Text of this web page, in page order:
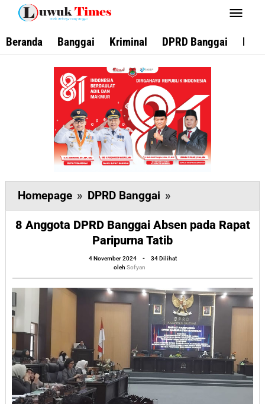
Lewati
konten
Beranda Banggai Kriminal DPRD Banggai
Homepage » DPRD Banggai »
Anggota
DPRD
Banggai
Absen
pada
Rapat
Paripurna
Tatib
8 Anggota DPRD Banggai Absen pada Rapat
Paripurna Tatib
4 November 2024
oleh
Sofyan
-
34 Dilihat
oleh Sofyan